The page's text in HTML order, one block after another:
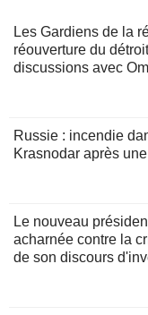
Les Gardiens de la
réouverture du
discussions avec
Russie : incendie
Krasnodar après
Le nouveau
acharnée contre la
de son discours